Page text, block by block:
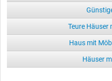
Teure Häuser
Haus mit
Häuser